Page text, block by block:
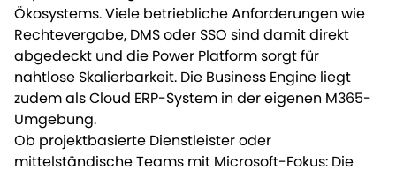
Ökosystems. Viele betriebliche Anforderungen wie
Rechtevergabe, DMS oder SSO sind damit direkt
abgedeckt und die Power Platform sorgt für
nahtlose Skalierbarkeit. Die Business Engine liegt
zudem als Cloud ERP-System in der eigenen M365-
Umgebung.
Ob projektbasierte Dienstleister oder
mittelständische Teams mit Microsoft-Fokus: Die